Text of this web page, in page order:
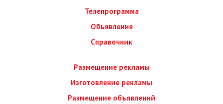
Телепрограмма
Обьявления
Справочник
Размещение рекламы
Изготовление рекламы
Размещение объявлений